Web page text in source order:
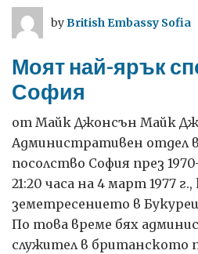
Лондон
byBritish Embassy Sofia
Моят най-ярък
София
от Майк Джонсън Майк
Административен отдел
посолство София през
21:20 часа на 4 март 1977
земетресението в
По това време бях
служител в британското